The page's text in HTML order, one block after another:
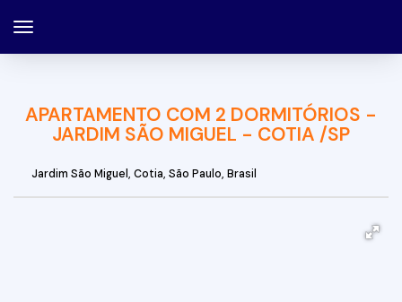
APARTAMENTO COM 2 DORMITÓRIOS -
JARDIM SÃO MIGUEL - COTIA /SP
Jardim São Miguel , Cotia, São Paulo, Brasil